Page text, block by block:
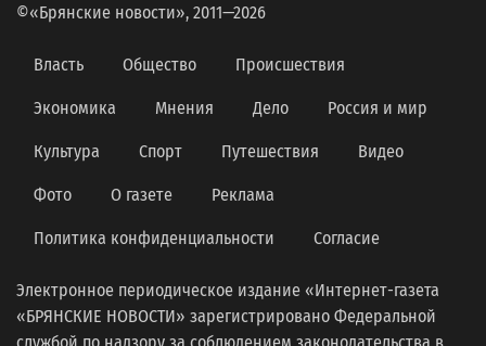
©«Брянские новости», 2011—2026
Власть Общество Происшествия
Экономика Мнения Дело Россия и мир
Культура Спорт Путешествия Видео
Фото О газете Реклама
Политика конфиденциальности Согласие
Электронное периодическое издание «Интернет-газета
«БРЯНСКИЕ НОВОСТИ» зарегистрировано Федеральной